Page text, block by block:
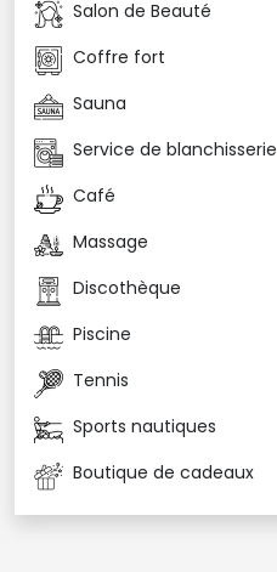
nettoyage à sec.
Salon de coiffure.
Salle TV.
Accès Wifi
Bureau de change
Réception 24h/24
Salon de Beauté
Coffre fort
Sauna
Service de blanchisserie
Café
Massage
Discothèque
Piscine
Tennis
Sports nautiques
Boutique de cadeaux